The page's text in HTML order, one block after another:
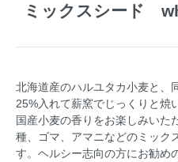
ミックスシード
北海道産のハルユタカ小麦と、
25%入れて薪窯でじっくりと焼
国産小麦の香りをお楽しみいた
種、ゴマ、アマニなどのミック
す。ヘルシー志向の方にお勧め